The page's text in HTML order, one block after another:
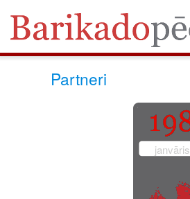
Partneri
janvāris